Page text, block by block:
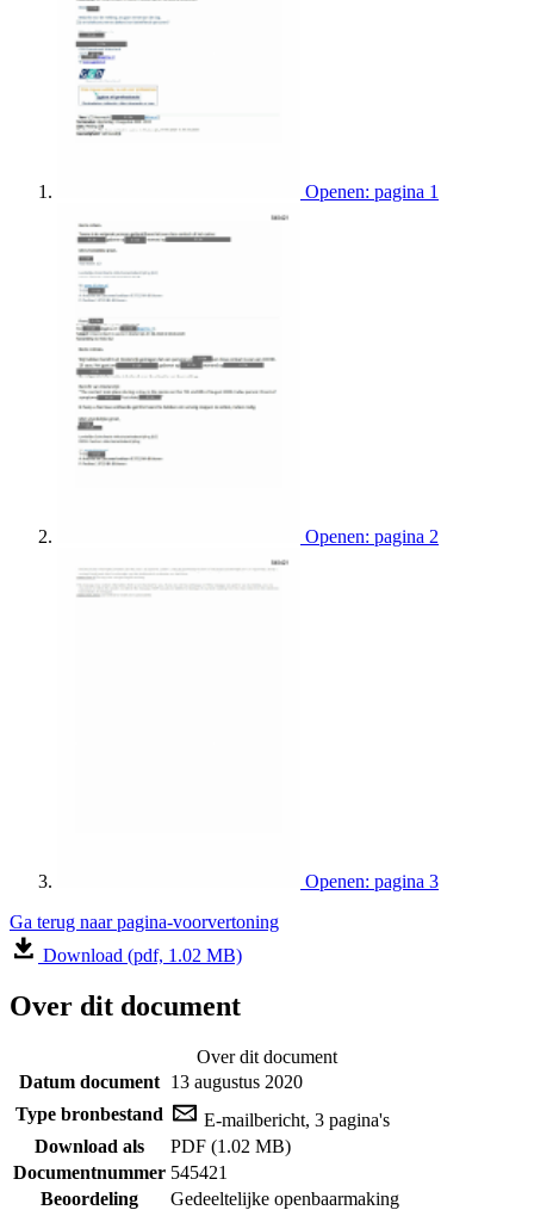
Openen: pagina 1
Openen: pagina 2
Openen: pagina 3
Ga terug naar pagina-voorvertoning
Download (pdf, 1.02 MB)
Over dit document
Over dit document
Datum document 13 augustus 2020
Type bronbestand
E-mailbericht, 3 pagina's
Download als
PDF (1.02 MB)
Documentnummer 545421
Beoordeling
Gedeeltelijke openbaarmaking